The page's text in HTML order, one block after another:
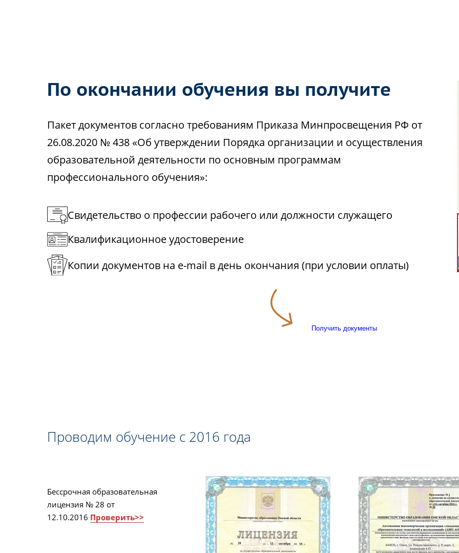
По окончании обучения вы получите
Пакет документов согласно требованиям Приказа Минпросвещения РФ от
26.08.2020 № 438 «Об утверждении Порядка организации и осуществления
образовательной деятельности по основным программам
профессионального обучения»:
Свидетельство о профессии рабочего или должности служащего
Квалификационное удостоверение
Копии документов на e-mail в день окончания (при условии оплаты)
Получить документы
Проводим обучение с 2016 года
Бессрочная образовательная
лицензия № 28 от
12.10.2016 Проверить>>